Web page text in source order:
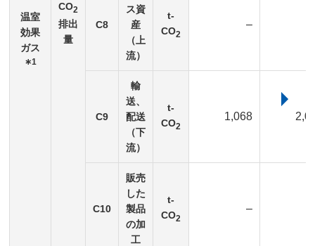
温室
効果
ガス
∗1
CO2
排出
量
C8
ス資
産
（上
流）
t-
CO2
–
C9
輸
送、
配送
（下
流）
t-
CO2
1,068
C10
販売
した
製品
の加
工
t-
CO2
–